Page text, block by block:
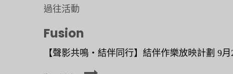
︰
過往活動
Fusion
【聲影共鳴‧結伴同行】結伴作樂放映計劃 9